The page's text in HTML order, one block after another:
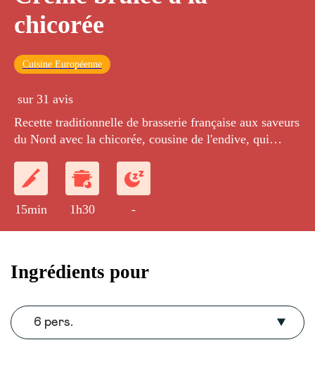
chicorée
Cuisine Européenne
sur 31 avis
Recette traditionnelle de brasserie française aux saveurs
du Nord avec la chicorée, cousine de l'endive, qui
15min 1h30 -
Ingrédients pour
6 pers.